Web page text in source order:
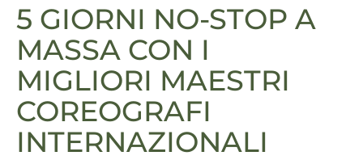
5 GIORNI NO-STOP A
MASSA CON I
MIGLIORI MAESTRI
COREOGRAFI
INTERNAZIONALI